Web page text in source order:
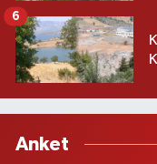
6
Anket